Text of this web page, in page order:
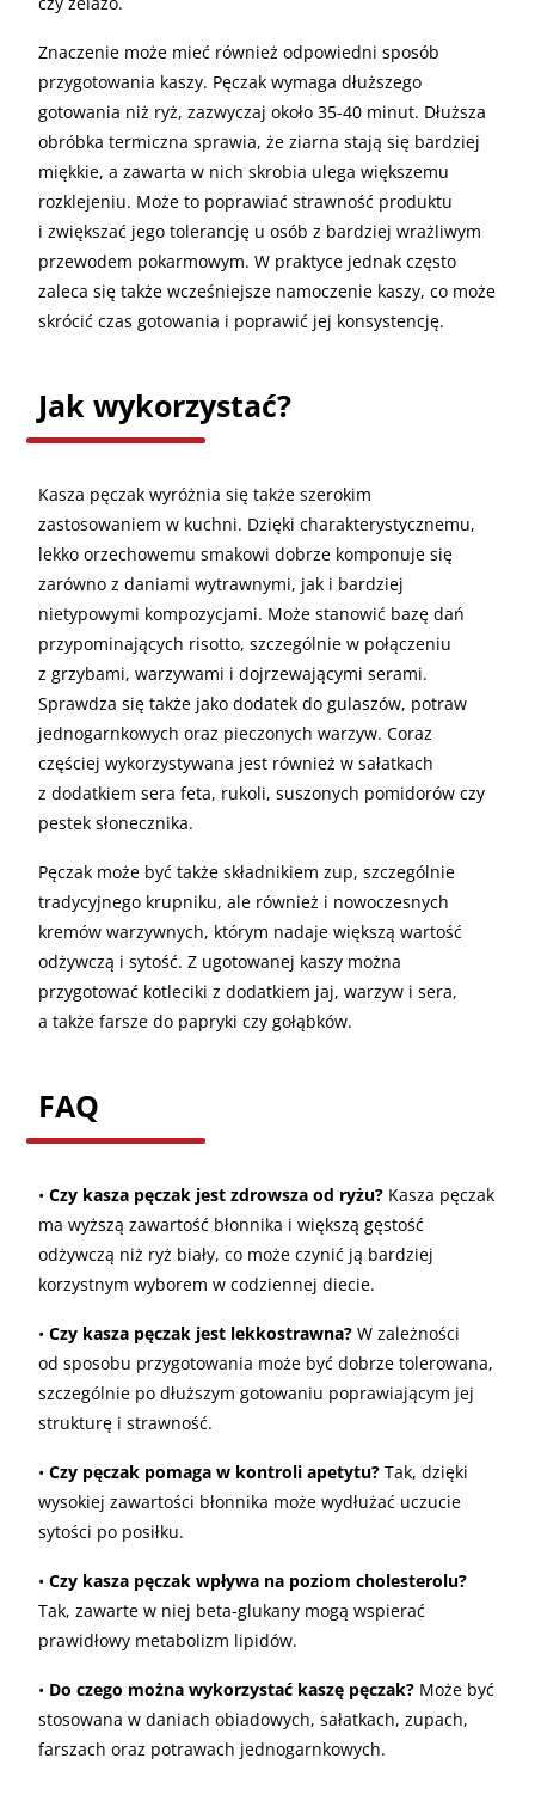
Znaczenie może mieć również odpowiedni sposób
przygotowania kaszy. Pęczak wymaga dłuższego
gotowania niż ryż, zazwyczaj około 35-40 minut. Dłuższa
obróbka termiczna sprawia, że ziarna stają się bardziej
miękkie, a zawarta w nich skrobia ulega większemu
rozklejeniu. Może to poprawiać strawność produktu
i zwiększać jego tolerancję u osób z bardziej wrażliwym
przewodem pokarmowym. W praktyce jednak często
zaleca się także wcześniejsze namoczenie kaszy, co może
skrócić czas gotowania i poprawić jej konsystencję.
Jak wykorzystać?
Kasza pęczak wyróżnia się także szerokim
zastosowaniem w kuchni. Dzięki charakterystycznemu,
lekko orzechowemu smakowi dobrze komponuje się
zarówno z daniami wytrawnymi, jak i bardziej
nietypowymi kompozycjami. Może stanowić bazę dań
przypominających risotto, szczególnie w połączeniu
z grzybami, warzywami i dojrzewającymi serami.
Sprawdza się także jako dodatek do gulaszów, potraw
jednogarnkowych oraz pieczonych warzyw. Coraz
częściej wykorzystywana jest również w sałatkach
z dodatkiem sera feta, rukoli, suszonych pomidorów czy
pestek słonecznika.
Pęczak może być także składnikiem zup, szczególnie
tradycyjnego krupniku, ale również i nowoczesnych
kremów warzywnych, którym nadaje większą wartość
odżywczą i sytość. Z ugotowanej kaszy można
przygotować kotleciki z dodatkiem jaj, warzyw i sera,
a także farsze do papryki czy gołąbków.
FAQ
• Czy kasza pęczak jest zdrowsza od ryżu? Kasza pęczak
ma wyższą zawartość błonnika i większą gęstość
odżywczą niż ryż biały, co może czynić ją bardziej
korzystnym wyborem w codziennej diecie.
• Czy kasza pęczak jest lekkostrawna? W zależności
od sposobu przygotowania może być dobrze tolerowana,
szczególnie po dłuższym gotowaniu poprawiającym jej
strukturę i strawność.
• Czy pęczak pomaga w kontroli apetytu? Tak, dzięki
wysokiej zawartości błonnika może wydłużać uczucie
sytości po posiłku.
• Czy kasza pęczak wpływa na poziom cholesterolu?
Tak, zawarte w niej beta-glukany mogą wspierać
prawidłowy metabolizm lipidów.
• Do czego można wykorzystać kaszę pęczak? Może być
stosowana w daniach obiadowych, sałatkach, zupach,
farszach oraz potrawach jednogarnkowych.